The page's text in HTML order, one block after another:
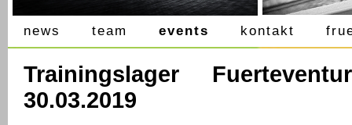
news team events kontakt
Trainingslager
30.03.2019